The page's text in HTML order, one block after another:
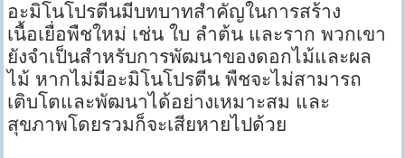
อะมิโนโปรตีนมีบทบาทสำคัญในการสร้าง
เนื้อเยื่อพืชใหม่ เช่น ใบ ลำต้น และราก พวกเขา
ยังจำเป็นสำหรับการพัฒนาของดอกไม้และผล
ไม้ หากไม่มีอะมิโนโปรตีน พืชจะไม่สามารถ
เติบโตและพัฒนาได้อย่างเหมาะสม และ
สุขภาพโดยรวมก็จะเสียหายไปด้วย